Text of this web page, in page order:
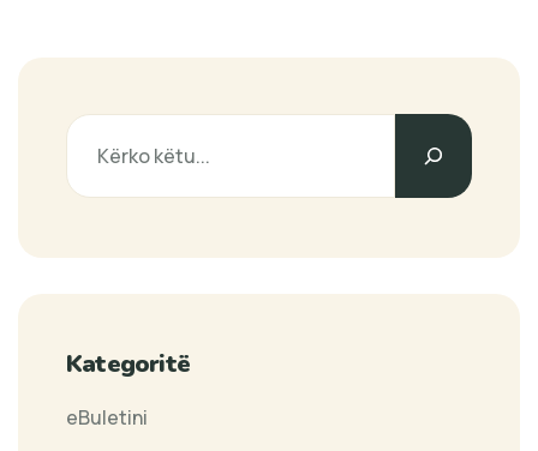
Search
Kategoritë
eBuletini